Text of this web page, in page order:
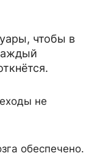
чтобы в
не
обеспечено.